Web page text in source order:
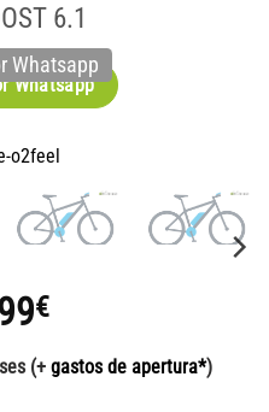
6.1
Whatsapp
Whatsapp
€
(+ gastos de apertura*)